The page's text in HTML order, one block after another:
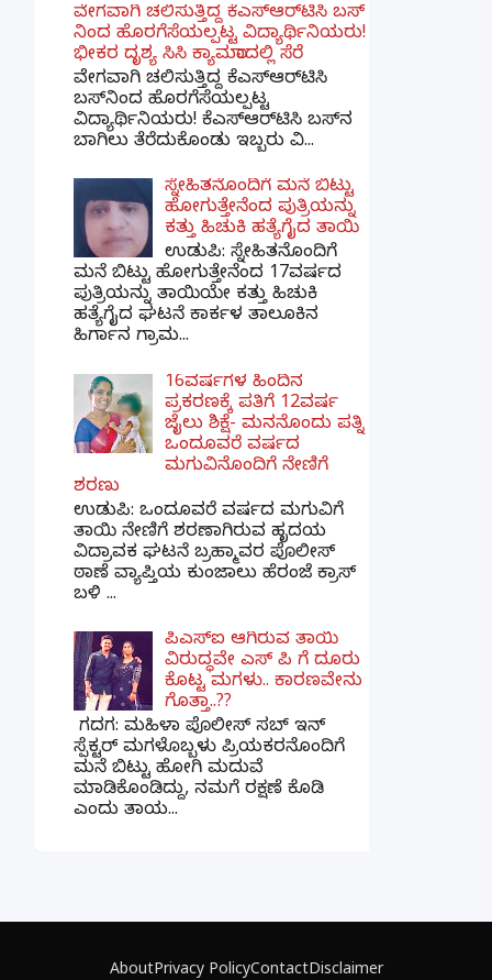
ವೇಗವಾಗಿ ಚಲಿಸುತ್ತಿದ್ದ ಕೆಎಸ್​ಆರ್​ಟಿಸಿ ಬಸ್​
ನಿಂದ ಹೊರಗೆಸೆಯಲ್ಪಟ್ಟ ವಿದ್ಯಾರ್ಥಿನಿಯರು!
ಭೀಕರ ದೃಶ್ಯ ಸಿಸಿ ಕ್ಯಾಮರಾದಲ್ಲಿ ಸೆರೆ
ವೇಗವಾಗಿ ಚಲಿಸುತ್ತಿದ್ದ ಕೆಎಸ್‌ಆರ್‌ಟಿಸಿ
ಬಸ್‌ನಿಂದ ಹೊರಗೆಸೆಯಲ್ಪಟ್ಟ
ವಿದ್ಯಾರ್ಥಿನಿಯರು! ಕೆಎಸ್‌ಆರ್‌ಟಿಸಿ ಬಸ್‌ನ
ಬಾಗಿಲು ತೆರೆದುಕೊಂಡು ಇಬ್ಬರು ವಿ...
ಸ್ನೇಹಿತನೊಂದಿಗೆ ಮನೆ ಬಿಟ್ಟು
ಹೋಗುತ್ತೇನೆಂದ ಪುತ್ರಿಯನ್ನು
ಕತ್ತು ಹಿಚುಕಿ ಹತ್ಯೆಗೈದ ತಾಯಿ
ಉಡುಪಿ: ಸ್ನೇಹಿತನೊಂದಿಗೆ
ಮನೆ ಬಿಟ್ಟು ಹೋಗುತ್ತೇನೆಂದ 17ವರ್ಷದ
ಪುತ್ರಿಯನ್ನು ತಾಯಿಯೇ ಕತ್ತು ಹಿಚುಕಿ
ಹತ್ಯೆಗೈದ ಘಟನೆ ಕಾರ್ಕಳ ತಾಲೂಕಿನ
ಹಿರ್ಗಾನ ಗ್ರಾಮ...
16ವರ್ಷಗಳ ಹಿಂದಿನ
ಪ್ರಕರಣಕ್ಕೆ ಪತಿಗೆ 12ವರ್ಷ
ಜೈಲು ಶಿಕ್ಷೆ- ಮನನೊಂದು ಪತ್ನಿ
ಒಂದೂವರೆ ವರ್ಷದ
ಮಗುವಿನೊಂದಿಗೆ ನೇಣಿಗೆ
ಶರಣು
ಉಡುಪಿ: ಒಂದೂವರೆ ವರ್ಷದ ಮಗುವಿಗೆ
ತಾಯಿ ನೇಣಿಗೆ ಶರಣಾಗಿರುವ ಹೃದಯ
ವಿದ್ರಾವಕ ಘಟನೆ ಬ್ರಹ್ಮಾವರ ಪೊಲೀಸ್
ಠಾಣೆ ವ್ಯಾಪ್ತಿಯ ಕುಂಜಾಲು ಹೆರಂಜೆ ಕ್ರಾಸ್
ಬಳಿ ...
ಪಿಎಸ್​ಐ ಆಗಿರುವ ತಾಯಿ
ವಿರುದ್ಧವೇ ಎಸ್ ಪಿ ಗೆ ದೂರು
ಕೊಟ್ಟ ಮಗಳು.. ಕಾರಣವೇನು
ಗೊತ್ತಾ..??
ಗದಗ​: ಮಹಿಳಾ ಪೊಲೀಸ್​ ಸಬ್ ​ಇನ್​
ಸ್ಪೆಕ್ಟರ್​ ಮಗಳೊಬ್ಬಳು ಪ್ರಿಯಕರನೊಂದಿಗೆ
ಮನೆ ಬಿಟ್ಟು ಹೋಗಿ ಮದುವೆ
ಮಾಡಿಕೊಂಡಿದ್ದು, ನಮಗೆ ರಕ್ಷಣೆ ಕೊಡಿ
ಎಂದು ತಾಯ...
AboutPrivacy PolicyContactDisclaimer
×
📢 ನಮ್ಮ WhatsApp ಗ್ರೂಪ್‌ಗೆ ಸೇರಿ — ತಕ್ಷಣದ